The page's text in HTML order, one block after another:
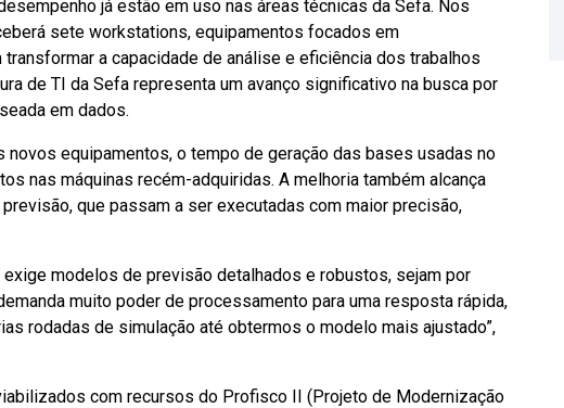
já estão em uso nas áreas técnicas da Sefa. Nos
sete workstations, equipamentos focados em
a capacidade de análise e eficiência dos trabalhos
de TI da Sefa representa um avanço significativo na busca por
em dados.
novos equipamentos, o tempo de geração das bases usadas no
nas máquinas recém-adquiridas. A melhoria também alcança
que passam a ser executadas com maior precisão,
exige modelos de previsão detalhados e robustos, sejam por
muito poder de processamento para uma resposta rápida,
rodadas de simulação até obtermos o modelo mais ajustado”,
com recursos do Profisco II (Projeto de Modernização